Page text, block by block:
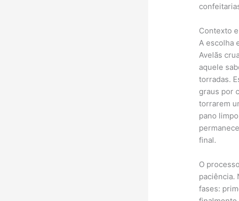
Contexto
A escolha
Avelãs
aquele
torradas.
graus por
torrarem
pano
final.
O
paciência.
fases: